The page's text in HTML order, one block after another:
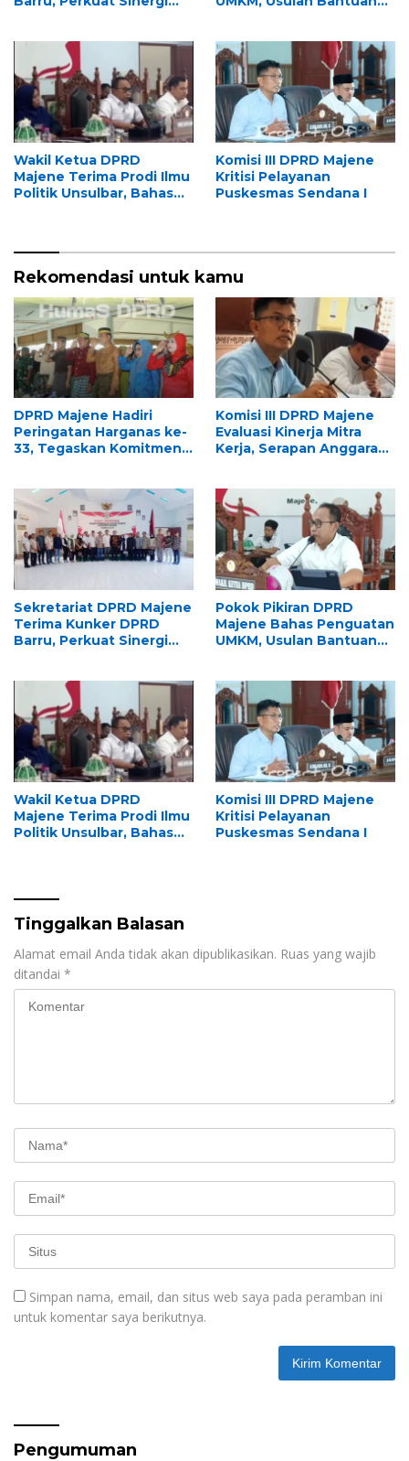
Wakil Ketua DPRD
Majene Terima Prodi Ilmu
Politik Unsulbar, Bahas
Komisi III DPRD Majene
Kritisi Pelayanan
Puskesmas Sendana I
Rekomendasi untuk kamu
DPRD Majene Hadiri
Peringatan Harganas ke-
33, Tegaskan Komitmen
Komisi III DPRD Majene
Evaluasi Kinerja Mitra
Kerja, Serapan Anggaran
Sekretariat DPRD Majene
Terima Kunker DPRD
Barru, Perkuat Sinergi
Pokok Pikiran DPRD
Majene Bahas Penguatan
UMKM, Usulan Bantuan
Wakil Ketua DPRD
Majene Terima Prodi Ilmu
Politik Unsulbar, Bahas
Komisi III DPRD Majene
Kritisi Pelayanan
Puskesmas Sendana I
Tinggalkan Balasan
Alamat email Anda tidak akan dipublikasikan. Ruas yang wajib
ditandai *
Simpan nama, email, dan situs web saya pada peramban ini
untuk komentar saya berikutnya.
Pengumuman